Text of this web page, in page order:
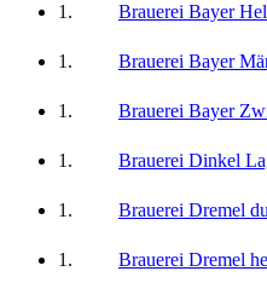
Brauerei Bayer
Brauerei Bayer
Brauerei Bayer
Brauerei Dinkel
Brauerei Dremel
Brauerei Dremel